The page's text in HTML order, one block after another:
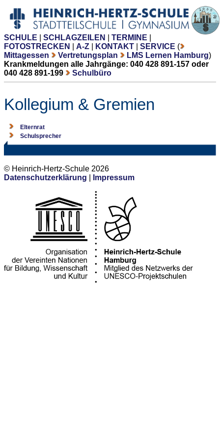
SCHULE SCHLAGZEILEN TERMINE
FOTOSTRECKEN
A-Z KONTAKT SERVICE (
Mittagessen
Vertretungsplan LMS Lernen Hamburg)
Krankmeldungen alle Jahrgänge: 040 428 891-157 oder
040 428 891-199
Schulbüro
Kollegium & Gremien
Elternrat
Schulsprecher
© Heinrich-Hertz-Schule 2026
Datenschutzerklärung
Impressum